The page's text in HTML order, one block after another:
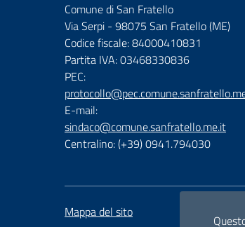
Comune di San Fratello
Via Serpi - 98075 San Fratello (ME)
Codice fiscale: 84000410831
Partita IVA: 03468330836
PEC:
E-mail:
sindaco@comune.sanfratello.me.it
Centralino: (+39) 0941.794030
Mappa del sito